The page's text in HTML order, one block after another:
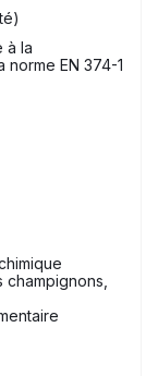
à la
EN 374-1